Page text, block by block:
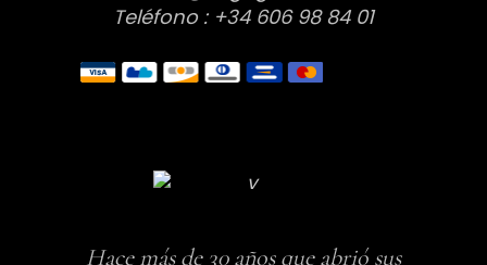
Teléfono : +34 606 98 84 01
Hace más de 30 años que abrió sus